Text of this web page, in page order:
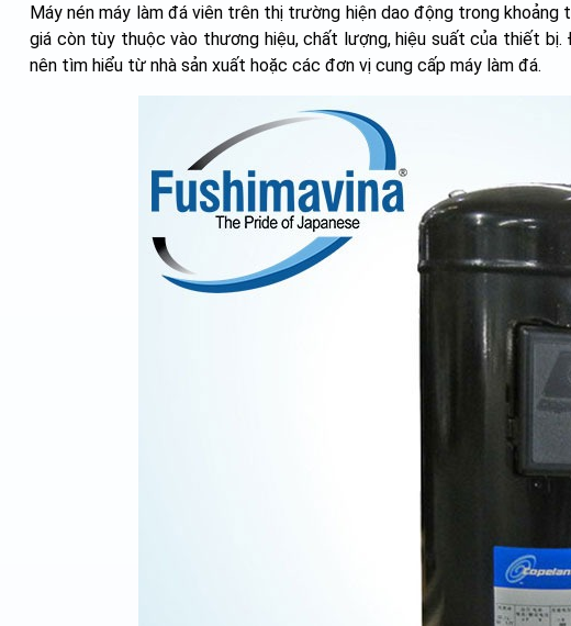
Máy nén máy làm đá viên trên thị trường hiện dao động trong
giá còn tùy thuộc vào thương hiệu, chất lượng, hiệu suất của thiết
nên tìm hiểu từ nhà sản xuất hoặc các đơn vị cung cấp máy làm đá.